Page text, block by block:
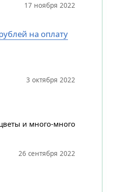
17 ноября 2022
на оплату
3 октября 2022
и много-много
26 сентября 2022